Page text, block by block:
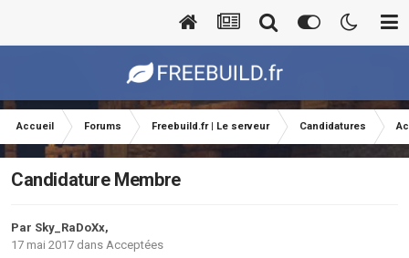
Accueil Forums Freebuild.fr | Le serveur Candidatures
Candidature Membre
Par Sky_RaDoXx,
17 mai 2017 dans Acceptées